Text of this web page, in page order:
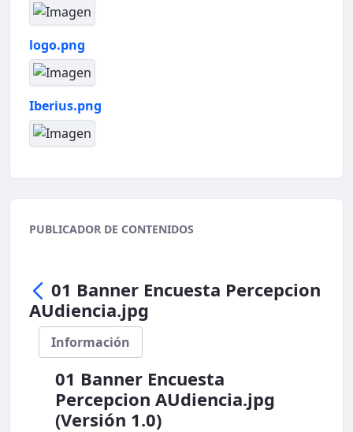
logo.png
Iberius.png
PUBLICADOR DE CONTENIDOS
01 Banner Encuesta Percepcion
AUdiencia.jpg
Información
01 Banner Encuesta
Percepcion AUdiencia.jpg
(Versión 1.0)